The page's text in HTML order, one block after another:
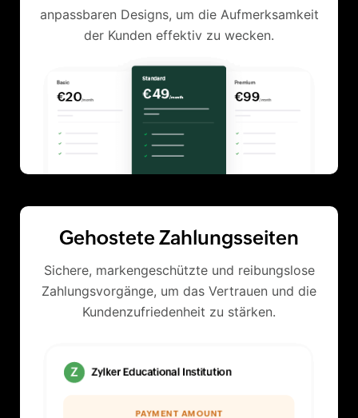
anpassbaren Designs, um die Aufmerksamkeit
der Kunden effektiv zu wecken.
Gehostete Zahlungsseiten
Sichere, markengeschützte und reibungslose
Zahlungsvorgänge, um das Vertrauen und die
Kundenzufriedenheit zu stärken.